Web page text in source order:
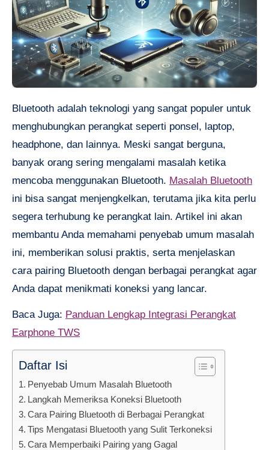
Bluetooth adalah teknologi yang sangat populer untuk
menghubungkan perangkat seperti ponsel, laptop,
headphone, dan lainnya. Meski sangat berguna,
banyak orang sering mengalami masalah ketika
mencoba menggunakan Bluetooth. Masalah Bluetooth
ini bisa sangat menjengkelkan, terutama jika kita perlu
segera terhubung ke perangkat lain. Artikel ini akan
membantu Anda memahami penyebab umum masalah
ini, memberikan solusi praktis, serta menjelaskan
cara pairing Bluetooth dengan berbagai perangkat agar
Anda dapat menikmati koneksi yang lancar.
Baca Juga: Panduan Lengkap Integrasi Perangkat
Earphone TWS
Daftar Isi
Penyebab Umum Masalah Bluetooth
Langkah Memeriksa Koneksi Bluetooth
Cara Pairing Bluetooth di Berbagai Perangkat
Tips Mengatasi Bluetooth yang Sulit Terkoneksi
Cara Memperbaiki Pairing yang Gagal